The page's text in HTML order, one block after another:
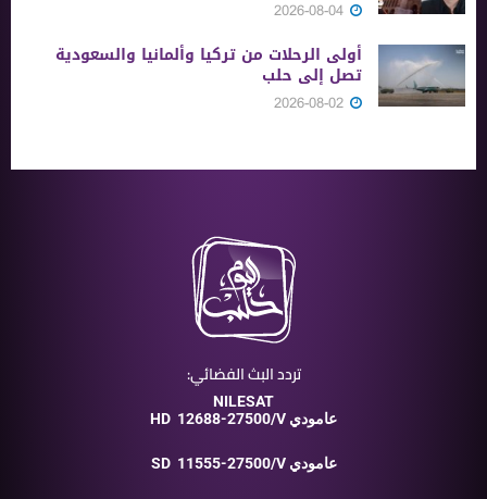
أولى الرحلات من ‏تركيا وألمانيا والسعودية
تصل إلى حلب
تردد البث الفضائي:
NILESAT
HD
12688-27500/V عامودي
SD 11555-27500/V عامودي